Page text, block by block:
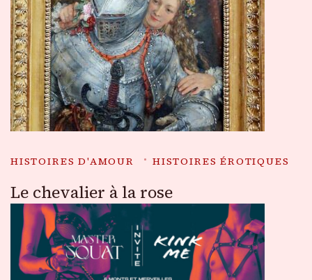
HISTOIRES D'AMOUR HISTOIRES ÉROTIQUES
Le chevalier à la rose